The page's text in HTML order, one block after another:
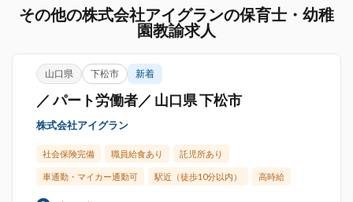
その他の株式会社アイグランの保育士・幼稚
園教諭求人
山口県 下松市 新着
／ パート労働者／ 山口県 下松市
株式会社アイグラン
社会保険完備 職員給食あり 託児所あり
車通勤・マイカー通勤可 駅近（徒歩10分以内） 高時給